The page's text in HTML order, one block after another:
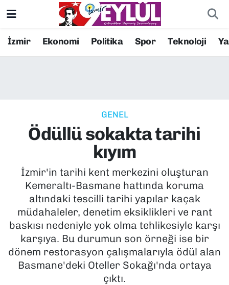
İzmir Ekonomi Politika Spor Teknoloji
GENEL
Ödüllü sokakta tarihi
kıyım
İzmir'in tarihi kent merkezini oluşturan
Kemeraltı-Basmane hattında koruma
altındaki tescilli tarihi yapılar kaçak
müdahaleler, denetim eksiklikleri ve rant
baskısı nedeniyle yok olma tehlikesiyle karşı
karşıya. Bu durumun son örneği ise bir
dönem restorasyon çalışmalarıyla ödül alan
Basmane'deki Oteller Sokağı'nda ortaya
çıktı.
Resmi İlanlar
EKONOMİ
KÜLTÜR SANAT
MAGAZİN
POLİTİKA
SAĞLIK
Konak Nöbetçi Eczaneler
Süper Lig Puan Durumu ve Fikstür
Tüm Manşetler
Son Dakika Haberleri
Haber Arşivi